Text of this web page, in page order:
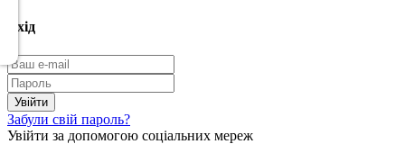
Вхід
Забули свій пароль?
Увійти за допомогою соціальних мереж
CSV
Скачать
CSV
(Опт)